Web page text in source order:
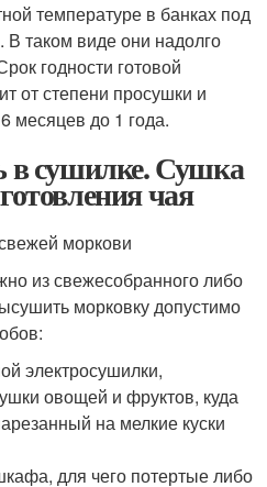
температуре в банках под
таком виде они надолго
годности готовой
от степени просушки и
месяцев до 1 года.
в сушилке. Сушка
чая
моркови
из свежесобранного либо
морковку допустимо
электросушилки,
овощей и фруктов, куда
на мелкие куски
для чего потертые либо